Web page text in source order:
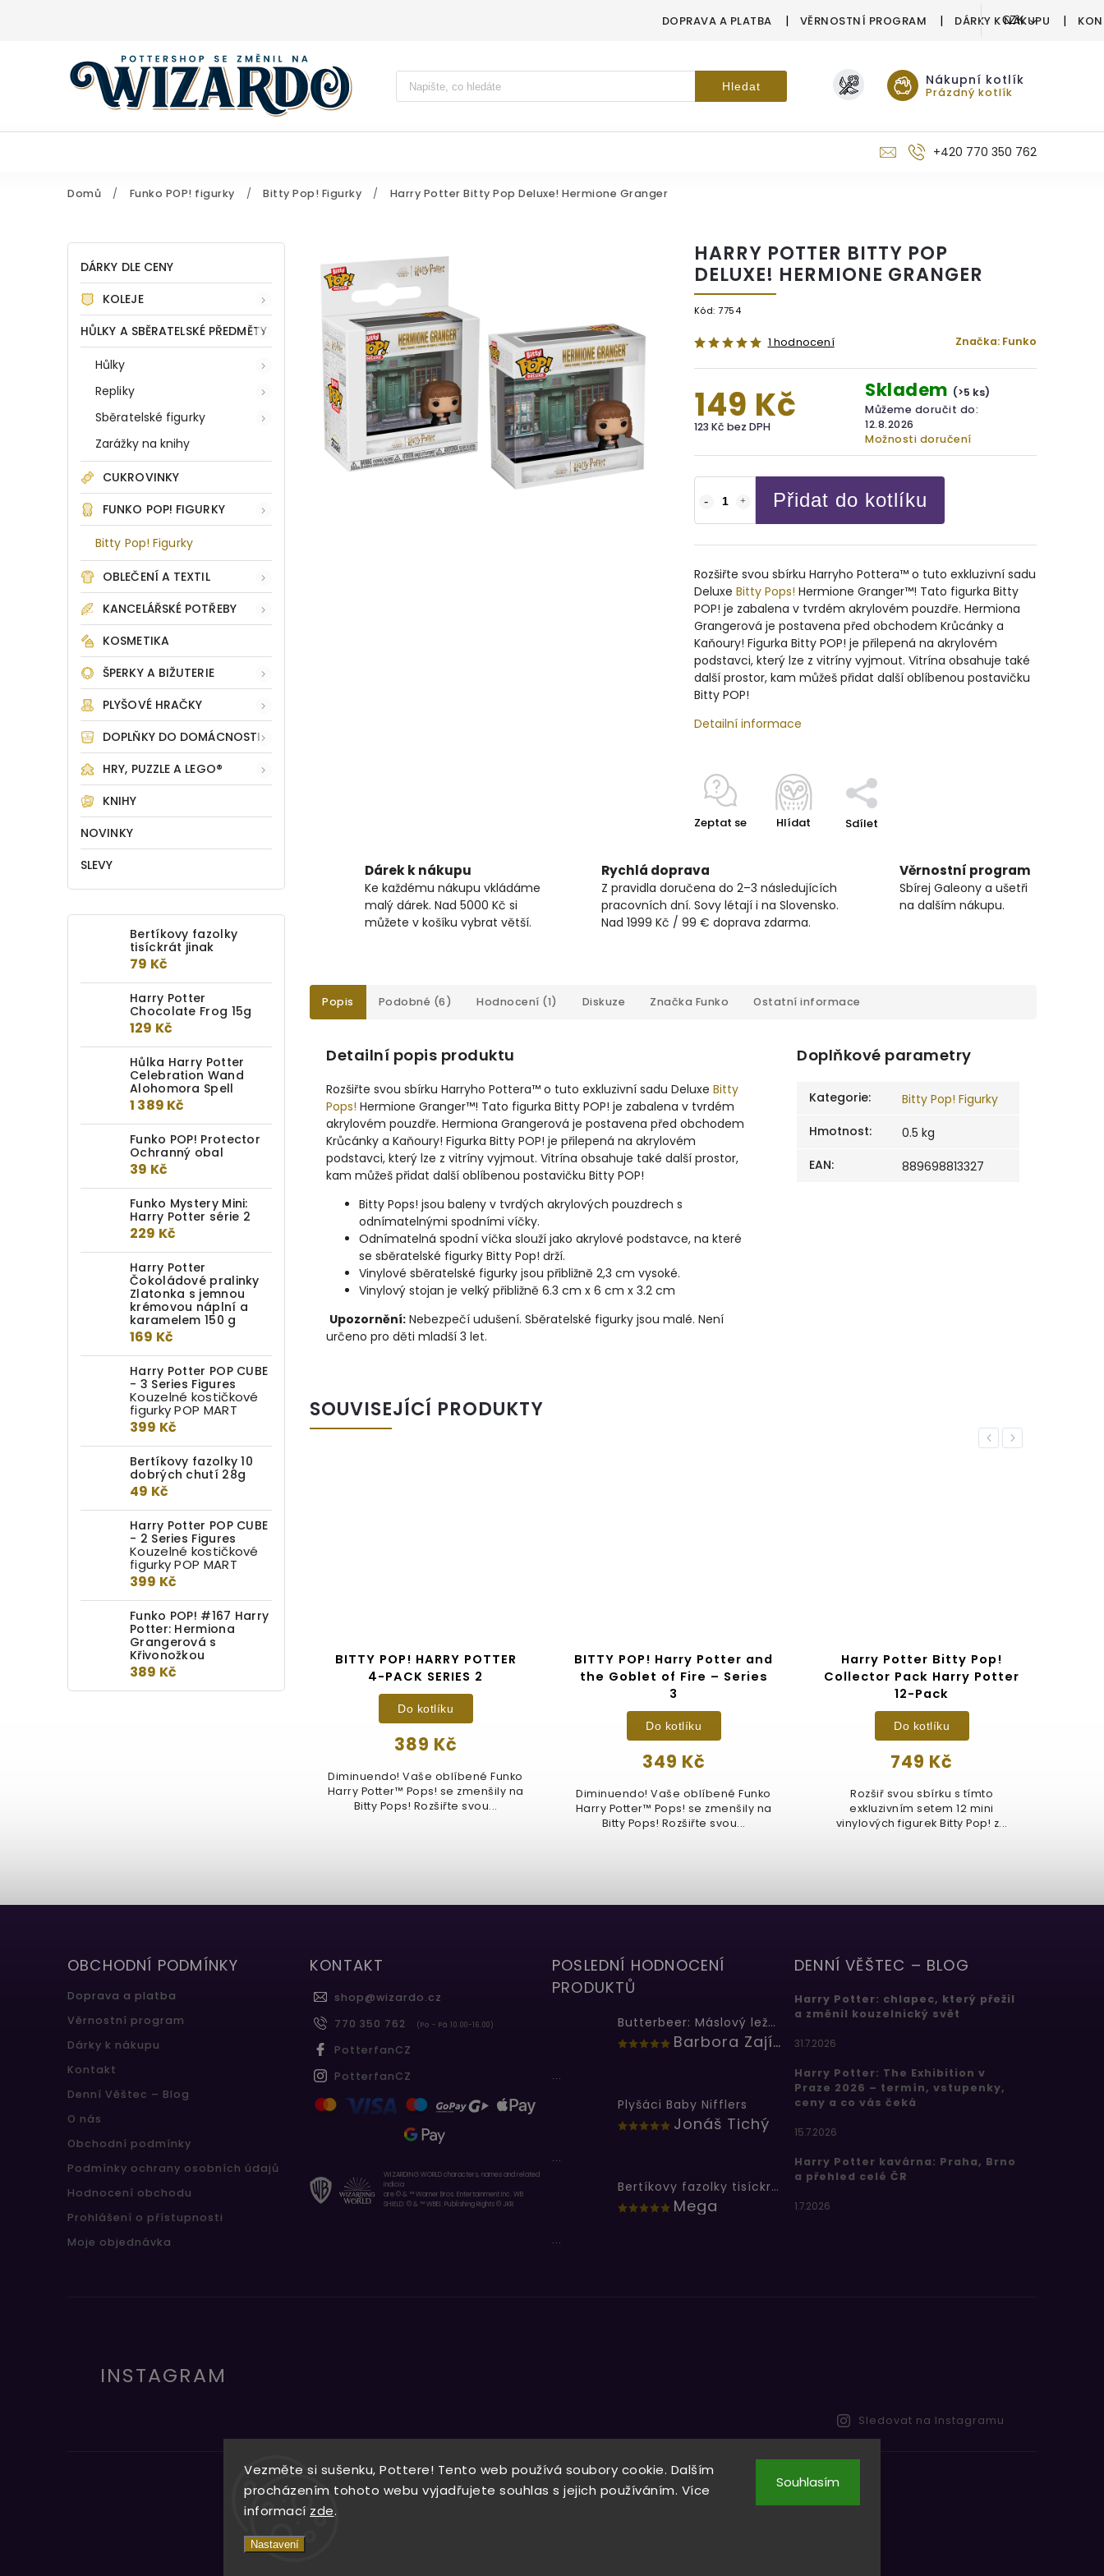
Vezměte si sušenku, Pottere! Tento web používá soubory cookie. Dalším
procházením tohoto webu vyjadřujete souhlas s jejich používáním. Více
informací zde.
Nastavení
Souhlasím
DOPRAVA A PLATBA VĚRNOSTNÍ PROGRAM DÁRKY K NÁKUPU
CZK
Vyhledávání Hledat Nákupní kotlík
Prázdný kotlík
+420 770 350 762
Domů / Funko POP! figurky / Bitty Pop! Figurky / Harry Potter Bitty Pop Deluxe! Hermione Granger
DÁRKY DLE CENY
KOLEJE
HŮLKY A SBĚRATELSKÉ PŘEDMĚTY
Hůlky
Repliky
Sběratelské figurky
Zarážky na knihy
CUKROVINKY
FUNKO POP! FIGURKY
Bitty Pop! Figurky
OBLEČENÍ A TEXTIL
KANCELÁŘSKÉ POTŘEBY
KOSMETIKA
ŠPERKY A BIŽUTERIE
PLYŠOVÉ HRAČKY
DOPLŇKY DO DOMÁCNOSTI
HRY, PUZZLE A LEGO®
KNIHY
NOVINKY
SLEVY
Bertíkovy fazolky
tisíckrát jinak
79 Kč
Harry Potter
Chocolate Frog 15g
129 Kč
Hůlka Harry Potter
Celebration Wand
Alohomora Spell
1 389 Kč
Funko POP! Protector
Ochranný obal
39 Kč
Funko Mystery Mini:
Harry Potter série 2
229 Kč
Harry Potter
Čokoládové pralinky
Zlatonka s jemnou
krémovou náplní a
karamelem 150 g
169 Kč
Harry Potter POP CUBE
- 3 Series Figures
Kouzelné kostičkové
figurky POP MART
399 Kč
Bertíkovy fazolky 10
dobrých chutí 28g
49 Kč
Harry Potter POP CUBE
- 2 Series Figures
Kouzelné kostičkové
figurky POP MART
399 Kč
Funko POP! #167 Harry
Potter: Hermiona
Grangerová s
Křivonožkou
389 Kč
HARRY POTTER BITTY POP
DELUXE! HERMIONE GRANGER
Kód: 7754
1 hodnocení Značka: Funko
149 Kč
123 Kč bez DPH
Skladem (>5 ks)
Můžeme doručit do:
12.8.2026
Možnosti doručení
Přidat do kotlíku
Rozšiřte svou sbírku Harryho Pottera™ o tuto exkluzivní sadu
Deluxe Bitty Pops! Hermione Granger™! Tato figurka Bitty
POP! je zabalena v tvrdém akrylovém pouzdře. Hermiona
Grangerová je postavena před obchodem Krůcánky a
Kaňoury! Figurka Bitty POP! je přilepená na akrylovém
podstavci, který lze z vitríny vyjmout. Vitrína obsahuje také
další prostor, kam můžeš přidat další oblíbenou postavičku
Bitty POP!
Detailní informace
Zeptat se Hlídat Sdílet
Dárek k nákupu
Ke každému nákupu vkládáme
malý dárek. Nad 5000 Kč si
můžete v košíku vybrat větší.
Rychlá doprava
Z pravidla doručena do 2–3 následujících
pracovních dní. Sovy létají i na Slovensko.
Nad 1999 Kč / 99 € doprava zdarma.
Věrnostní program
Sbírej Galeony a ušetři
na dalším nákupu.
Popis Podobné (6) Hodnocení (1) Diskuze Značka Funko Ostatní informace
Detailní popis produktu
Rozšiřte svou sbírku Harryho Pottera™ o tuto exkluzivní sadu Deluxe Bitty
Pops! Hermione Granger™! Tato figurka Bitty POP! je zabalena v tvrdém
akrylovém pouzdře. Hermiona Grangerová je postavena před obchodem
Krůcánky a Kaňoury! Figurka Bitty POP! je přilepená na akrylovém
podstavci, který lze z vitríny vyjmout. Vitrína obsahuje také další prostor,
kam můžeš přidat další oblíbenou postavičku Bitty POP!
Bitty Pops! jsou baleny v tvrdých akrylových pouzdrech s
odnímatelnými spodními víčky.
Odnímatelná spodní víčka slouží jako akrylové podstavce, na které
se sběratelské figurky Bitty Pop! drží.
Vinylové sběratelské figurky jsou přibližně 2,3 cm vysoké.
Vinylový stojan je velký přibližně 6.3 cm x 6 cm x 3.2 cm
Upozornění: Nebezpečí udušení. Sběratelské figurky jsou malé. Není
určeno pro děti mladší 3 let.
Doplňkové parametry
Kategorie:
Bitty Pop! Figurky
Hmotnost:
0.5 kg
EAN: 889698813327
SOUVISEJÍCÍ PRODUKTY
Previous
Harry Potter Bitty Pop
Town! Garrick Ollivander
BITTY POP! HARRY POTTER
4-PACK SERIES 2
389 Kč
Do kotlíku
Diminuendo! Vaše oblíbené Funko
Harry Potter™ Pops! se zmenšily na
Bitty Pops! Rozšiřte svou...
BITTY POP! Harry Potter and
the Goblet of Fire – Series
3
349 Kč
Do kotlíku
Diminuendo! Vaše oblíbené Funko
Harry Potter™ Pops! se zmenšily na
Bitty Pops! Rozšiřte svou...
Harry Potter Bitty Pop!
Collector Pack Harry Potter
12-Pack
749 Kč
Do kotlíku
Rozšiř svou sbírku s tímto
exkluzivním setem 12 mini
vinylových figurek Bitty Pop! z...
Next
OBCHODNÍ PODMÍNKY
Doprava a platba
Věrnostní program
Dárky k nákupu
Kontakt
Denní Věštec – Blog
O nás
Obchodní podmínky
Podmínky ochrany osobních údajů
Hodnocení obchodu
Prohlášení o přístupnosti
Moje objednávka
KONTAKT
shop@wizardo.cz
770 350 762
(Po - Pá 10.00-16.00)
PotterfanCZ
PotterfanCZ
WIZARDING WORLD characters, names and related
indicia
are © & ™ Warner Bros. Entertainment Inc. WB
SHIELD: © & ™ WBEI. Publishing Rights © JKR.
POSLEDNÍ HODNOCENÍ
PRODUKTŮ
Butterbeer: Máslový ležák
Barbora Zajícová
...
Plyšáci Baby Nifflers
Jonáš Tichý
...
Bertíkovy fazolky tisíckrát jinak
Mega
...
DENNÍ VĚŠTEC – BLOG
Harry Potter: chlapec, který přežil
a změnil kouzelnický svět
31.7.2026
Harry Potter: The Exhibition v
Praze 2026 – termín, vstupenky,
ceny a co vás čeká
15.7.2026
Harry Potter kavárna: Praha, Brno
a přehled celé ČR
1.7.2026
INSTAGRAM
Sledovat na Instagramu
Copyright 2026Wizardo. Všechna práva vyhrazena.